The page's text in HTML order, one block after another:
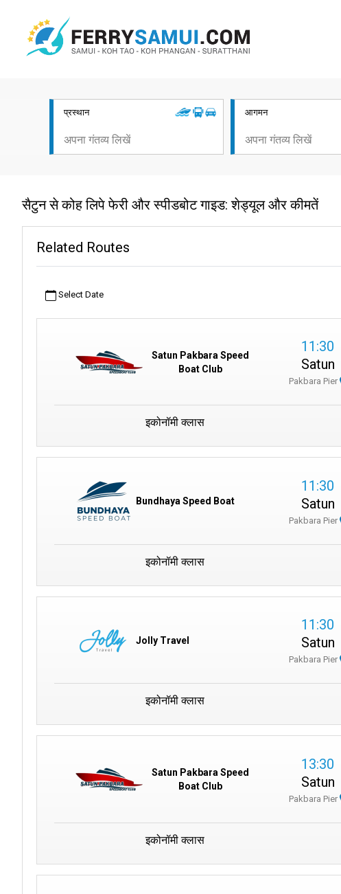
प्रस्थान आगमन
सैटुन से कोह लिपे फेरी और स्पीडबोट गाइड: शेड्यूल और कीमतें
Related Routes
Select Date
Satun Pakbara Speed
Boat Club
11:30
Satun
Pakbara Pier
इकोनॉमी क्लास
Bundhaya Speed Boat
11:30
Satun
Pakbara Pier
इकोनॉमी क्लास
Jolly Travel
11:30
Satun
Pakbara Pier
इकोनॉमी क्लास
Satun Pakbara Speed
Boat Club
13:30
Satun
Pakbara Pier
इकोनॉमी क्लास